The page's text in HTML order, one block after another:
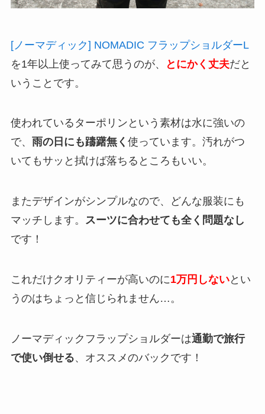
[ノーマディック] NOMADIC フラップショルダーL
を1年以上使ってみて思うのが、
とにかく丈夫だと
いうことです。
使われているターポリンという素材は水に強いの
で、 雨の日にも躊躇無く 使っています。汚れがつ
いてもサッと拭けば落ちるところもいい。
またデザインがシンプルなので、どんな服装にも
マッチします。 スーツに合わせても全く問題なし
です！
これだけクオリティーが高いのに1万円しないとい
うのはちょっと信じられません…。
ノーマディックフラップショルダーは通勤で旅行
で使い倒せる、オススメのバックです！